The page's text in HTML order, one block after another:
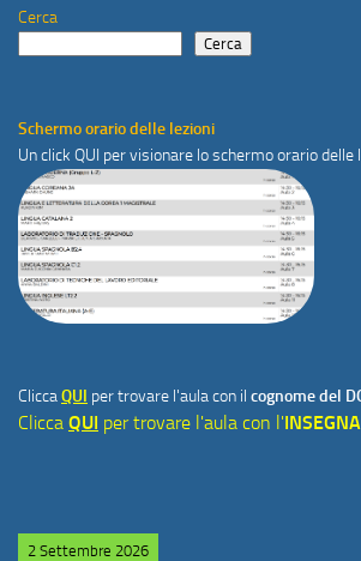
Cerca
Cerca
Schermo orario delle lezioni
Un click QUI per visionare lo schermo orario delle
CliccaQUI per trovare l'aula con il cognome del
Clicca QUI per trovare l'aula con l'
2 Settembre 2026